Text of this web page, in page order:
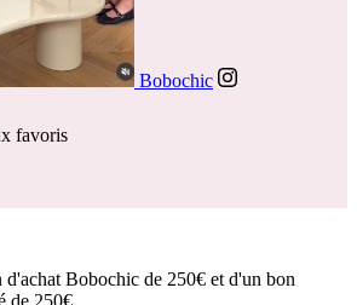
Bobochic
favoris
d'achat Bobochic de 250€ et d'un bon
de 250€.